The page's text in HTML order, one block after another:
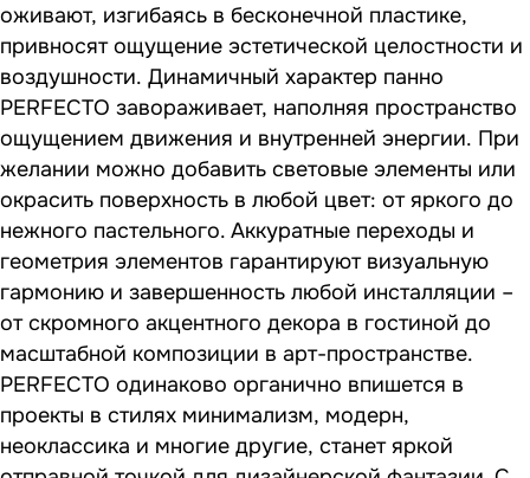
оживают, изгибаясь в бесконечной пластике,
привносят ощущение эстетической целостности и
воздушности. Динамичный характер панно
PERFECTO завораживает, наполняя пространство
ощущением движения и внутренней энергии. При
желании можно добавить световые элементы или
окрасить поверхность в любой цвет: от яркого до
нежного пастельного. Аккуратные переходы и
геометрия элементов гарантируют визуальную
гармонию и завершенность любой инсталляции –
от скромного акцентного декора в гостиной до
масштабной композиции в арт-пространстве.
PERFECTO одинаково органично впишется в
проекты в стилях минимализм, модерн,
неоклассика и многие другие, станет яркой